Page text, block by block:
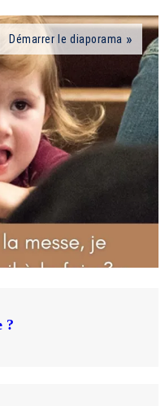
Démarrer le diaporama
?